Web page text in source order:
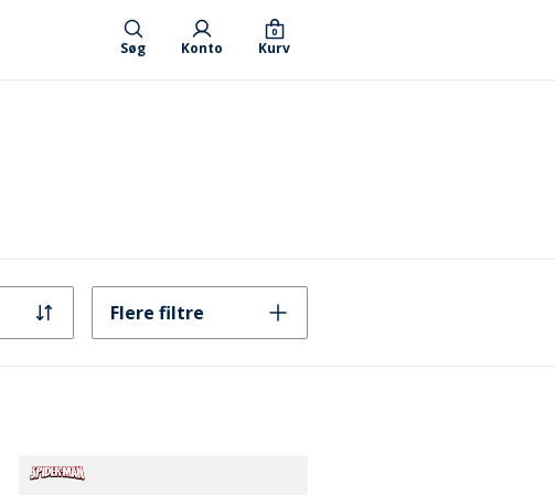
Søg Konto Kurv
0
Flere filtre